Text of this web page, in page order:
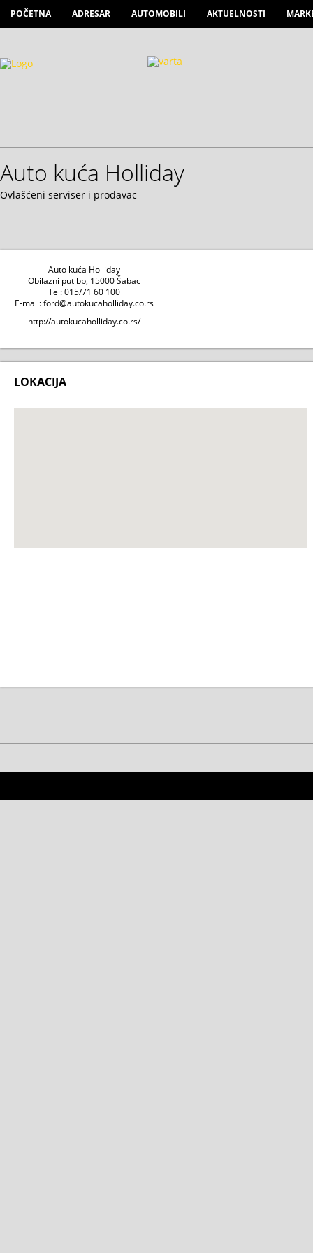
POČETNA ADRESAR AUTOMOBILI AKTUELNOSTI
Auto kuća Holliday
Ovlašćeni serviser i prodavac
Auto kuća Holliday
Obilazni put bb, 15000 Šabac
Tel: 015/71 60 100
E-mail: ford@autokucaholliday.co.rs
http://autokucaholliday.co.rs/
LOKACIJA